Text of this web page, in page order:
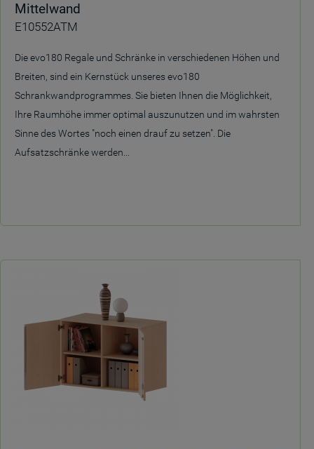
Mittelwand
E10552ATM
Die evo180 Regale und Schränke in verschiedenen Höhen und
Breiten, sind ein Kernstück unseres evo180
Schrankwandprogrammes. Sie bieten Ihnen die Möglichkeit,
Ihre Raumhöhe immer optimal auszunutzen und im wahrsten
Sinne des Wortes "noch einen drauf zu setzen". Die
Aufsatzschränke werden...